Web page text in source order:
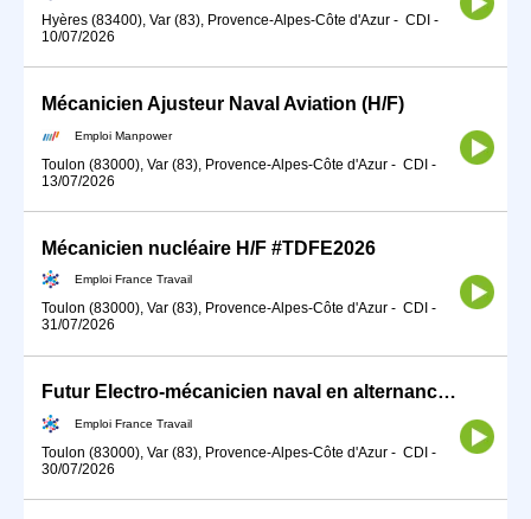
Hyères (83400), Var (83), Provence-Alpes-Côte d'Azur - CDI -
10/07/2026
Mécanicien Ajusteur Naval Aviation (H/F)
Emploi Manpower
Toulon (83000), Var (83), Provence-Alpes-Côte d'Azur - CDI -
13/07/2026
Mécanicien nucléaire H/F #TDFE2026
Emploi France Travail
Toulon (83000), Var (83), Provence-Alpes-Côte d'Azur - CDI -
31/07/2026
Futur Electro-mécanicien naval en alternance (h/f) (H/F)
Emploi France Travail
Toulon (83000), Var (83), Provence-Alpes-Côte d'Azur - CDI -
30/07/2026